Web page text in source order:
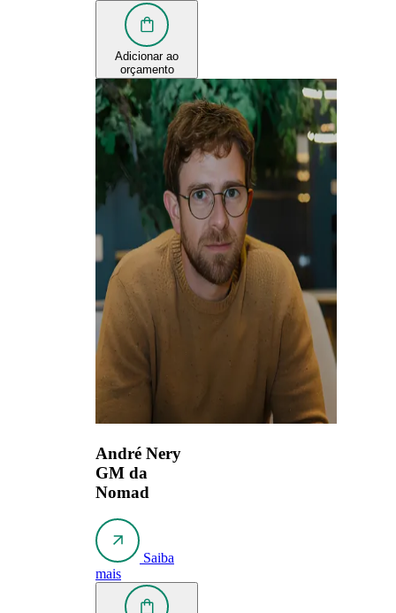
Adicionar ao
orçamento
André Nery
GM da
Nomad
Saiba
mais